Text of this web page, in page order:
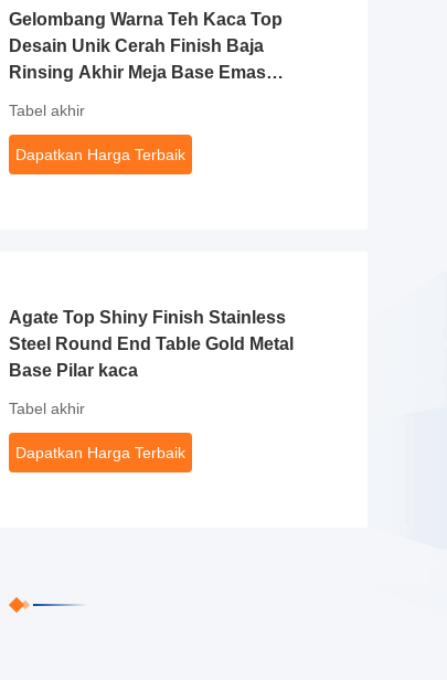
Gelombang Warna Teh Kaca Top
Desain Unik Cerah Finish Baja
Rinsing Akhir Meja Base Emas
Tabel akhir
Dapatkan Harga Terbaik
Agate Top Shiny Finish Stainless
Steel Round End Table Gold Metal
Base Pilar kaca
Tabel akhir
Dapatkan Harga Terbaik